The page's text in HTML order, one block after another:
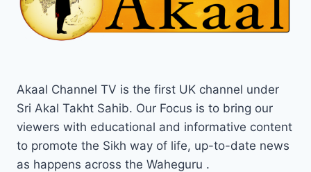
Akaal Channel TV is the first UK channel under
Sri Akal Takht Sahib. Our Focus is to bring our
viewers with educational and informative content
to promote the Sikh way of life, up-to-date news
as happens across the Waheguru .